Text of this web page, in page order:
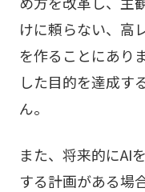
けに頼らない、高
を作ることにあり
した目的を達成す
ん。
また、将来的にAI
する計画がある場